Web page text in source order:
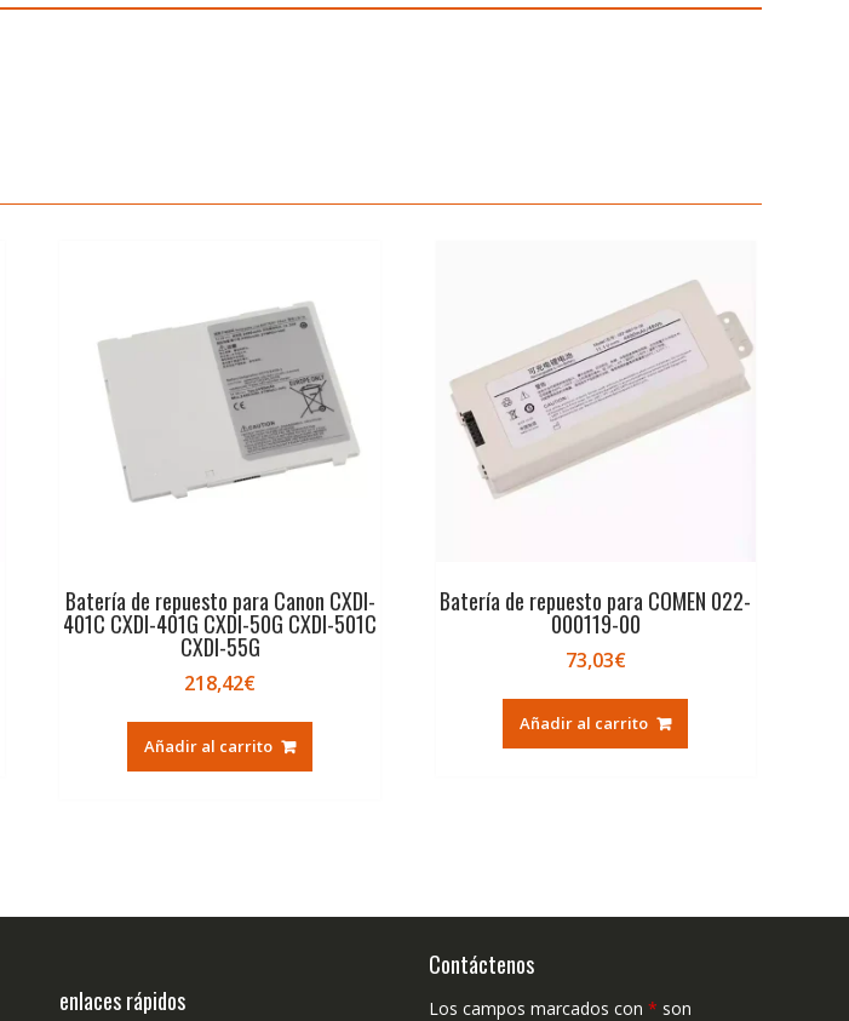
Batería de repuesto para Canon CXDI-
401C CXDI-401G CXDI-50G CXDI-501C
CXDI-55G
218,42€
Añadir al carrito
Batería de repuesto para COMEN 022-
000119-00
73,03€
Añadir al carrito
enlaces rápidos
Contáctenos
Los campos marcados con * son